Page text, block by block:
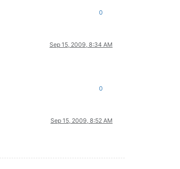
0
Sep 15, 2009, 8:34 AM
0
Sep 15, 2009, 8:52 AM